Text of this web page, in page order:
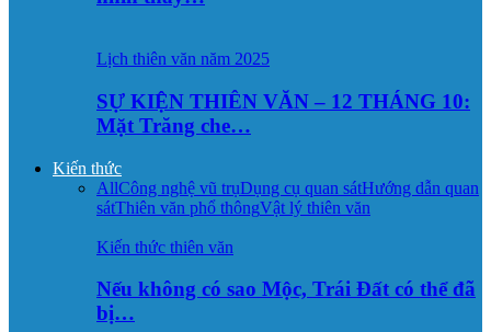
Lịch thiên văn năm 2025
SỰ KIỆN THIÊN VĂN – 12 THÁNG 10:
Mặt Trăng che…
Kiến thức
AllCông nghệ vũ trụDụng cụ quan sátHướng dẫn quan
sátThiên văn phổ thôngVật lý thiên văn
Kiến thức thiên văn
Nếu không có sao Mộc, Trái Đất có thể đã
bị…